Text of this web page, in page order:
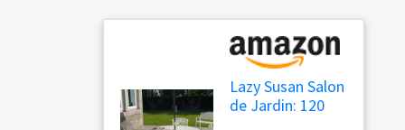
Lazy Susan Salon
de Jardin: 120